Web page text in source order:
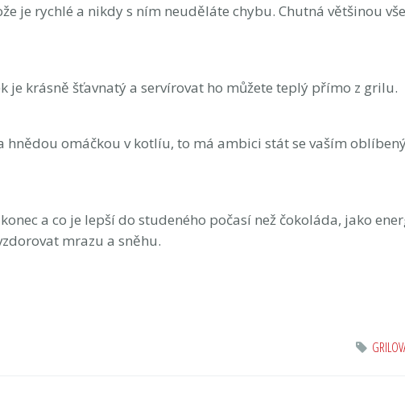
je rychlé a nikdy s ním neuděláte chybu. Chutná většinou
je krásně šťavnatý a servírovat ho můžete teplý přímo z grilu.
hnědou omáčkou v kotlíu, to má ambici stát se vaším
a co je lepší do studeného počasí než čokoláda, jako
mrazu a sněhu.